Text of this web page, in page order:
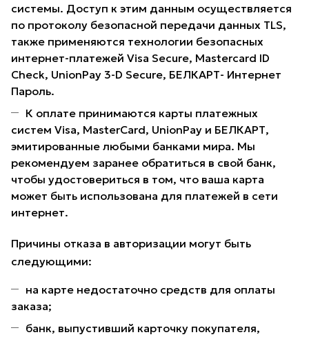
системы. Доступ к этим данным осуществляется
по протоколу безопасной передачи данных TLS,
также применяются технологии безопасных
интернет-платежей Visa Secure, Mastercard ID
Check, UnionPay 3-D Secure, БЕЛКАРТ- Интернет
Пароль.
К оплате принимаются карты платежных
систем Visa, MasterCard, UnionPay и БЕЛКАРТ,
эмитированные любыми банками мира. Мы
рекомендуем заранее обратиться в свой банк,
чтобы удостовериться в том, что ваша карта
может быть использована для платежей в сети
интернет.
Причины отказа в авторизации могут быть
следующими:
на карте недостаточно средств для оплаты
заказа;
банк, выпустивший карточку покупателя,